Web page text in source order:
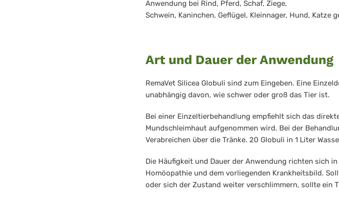
Anwendung bei Rind, Pferd, Schaf, Ziege,
Schwein, Kaninchen, Geflügel, Kleinnager, Hund, Katze
Art und Dauer der Anwendung
RemaVet Silicea Globuli sind zum Eingeben. Eine
unabhängig davon, wie schwer oder groß das Tier ist.
Bei einer Einzeltierbehandlung empfiehlt sich das
Mundschleimhaut aufgenommen wird. Bei der
Verabreichen über die Tränke. 20 Globuli in 1 Liter
Die Häufigkeit und Dauer der Anwendung richten sich
Homöopathie und dem vorliegenden Krankheitsbild.
oder sich der Zustand weiter verschlimmern, sollte ein